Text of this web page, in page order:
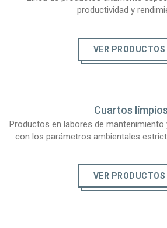
productividad y
VER PRODUCTOS
Cuartos límpios
Productos en labores de
con los parámetros ambientales
VER PRODUCTOS